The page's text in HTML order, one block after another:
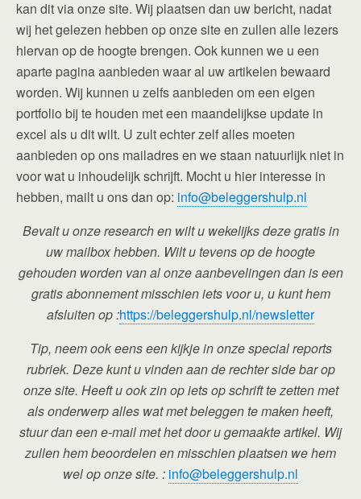
kan dit via onze site. Wij plaatsen dan uw bericht, nadat
wij het gelezen hebben op onze site en zullen alle lezers
hiervan op de hoogte brengen. Ook kunnen we u een
aparte pagina aanbieden waar al uw artikelen bewaard
worden. Wij kunnen u zelfs aanbieden om een eigen
portfolio bij te houden met een maandelijkse update in
excel als u dit wilt. U zult echter zelf alles moeten
aanbieden op ons mailadres en we staan natuurlijk niet in
voor wat u inhoudelijk schrijft. Mocht u hier interesse in
hebben, mailt u ons dan op: info@beleggershulp.nl
Bevalt u onze research en wilt u wekelijks deze gratis in
uw mailbox hebben. Wilt u tevens op de hoogte
gehouden worden van al onze aanbevelingen dan is een
gratis abonnement misschien iets voor u, u kunt hem
afsluiten op :https://beleggershulp.nl/newsletter
Tip, neem ook eens een kijkje in onze special reports
rubriek. Deze kunt u vinden aan de rechter side bar op
onze site. Heeft u ook zin op iets op schrift te zetten met
als onderwerp alles wat met beleggen te maken heeft,
stuur dan een e-mail met het door u gemaakte artikel. Wij
zullen hem beoordelen en misschien plaatsen we hem
wel op onze site. : info@beleggershulp.nl